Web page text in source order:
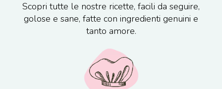
Scopri tutte le nostre ricette, facili da seguire,
golose e sane, fatte con ingredienti genuini e
tanto amore.